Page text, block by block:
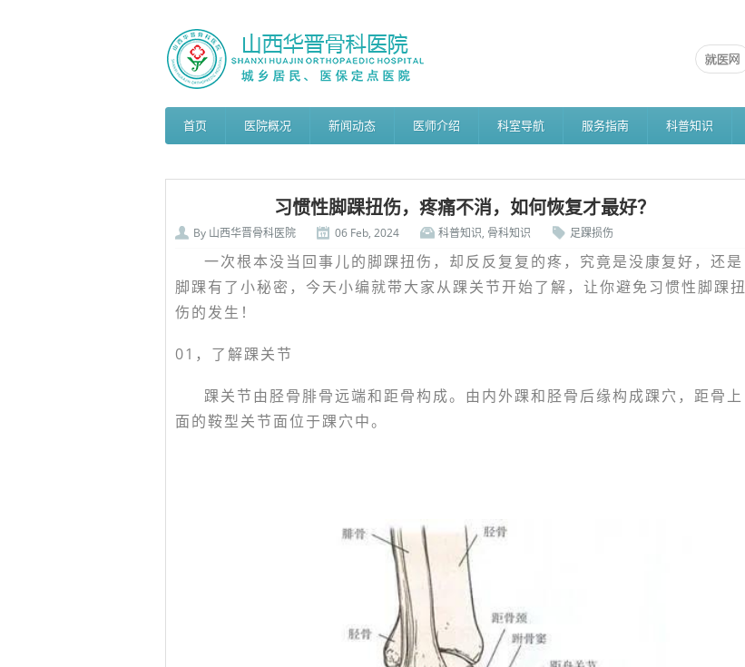
首页 医院概况 新闻动态 医师介绍 科室导航 服务指南 科普知识
习惯性脚踝扭伤，疼痛不消，如何恢复才最好？
By 山西华晋骨科医院 06 Feb, 2024 科普知识, 骨科知识 足踝损伤
一次根本没当回事儿的脚踝扭伤，却反反复复的疼，究竟是没康复好，还是
脚踝有了小秘密，今天小编就带大家从踝关节开始了解，让你避免习惯性脚踝扭
伤的发生！
01， 了解踝关节
踝关节由胫骨腓骨远端和距骨构成。由内外踝和胫骨后缘构成踝穴，距骨上
面的鞍型关节面位于踝穴中。